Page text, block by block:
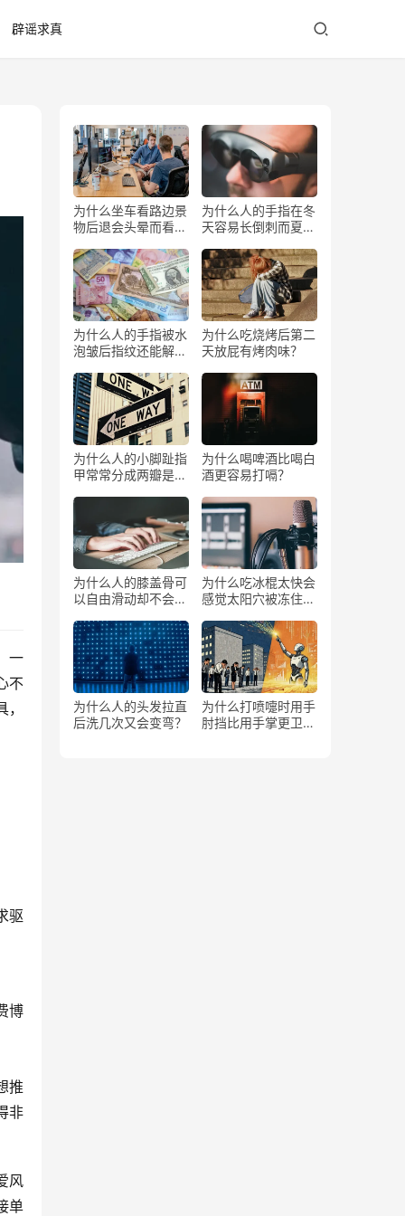
辟谣求真
一
不
驱
博
推
非
风
单
为什么坐车看路边景
物后退会头晕而看前
为什么人的手指在冬
天容易长倒刺而夏天
为什么人的手指被水
泡皱后指纹还能解锁
为什么吃烧烤后第二
天放屁有烤肉味？
为什么人的小脚趾指
甲常常分成两瓣是返
为什么喝啤酒比喝白
酒更容易打嗝？
为什么人的膝盖骨可
以自由滑动却不会掉
为什么吃冰棍太快会
感觉太阳穴被冻住了
为什么人的头发拉直
后洗几次又会变弯？
为什么打喷嚏时用手
肘挡比用手掌更卫